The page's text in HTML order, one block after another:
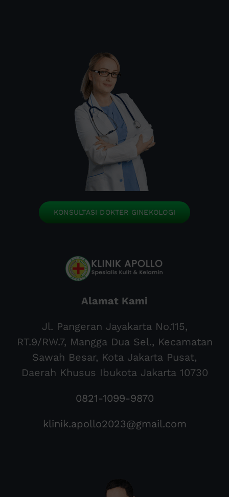
KONSULTASI DOKTER GINEKOLOGI
Alamat Kami
Jl. Pangeran Jayakarta No.115,
RT.9/RW.7, Mangga Dua Sel., Kecamatan
Sawah Besar, Kota Jakarta Pusat,
Daerah Khusus Ibukota Jakarta 10730
0821-1099-9870
klinik.apollo2023@gmail.com